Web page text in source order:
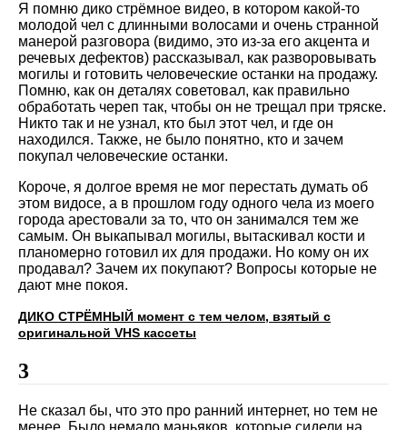
Я помню дико стрёмное видео, в котором какой-то
молодой чел с длинными волосами и очень странной
манерой разговора (видимо, это из-за его акцента и
речевых дефектов) рассказывал, как разворовывать
могилы и готовить человеческие останки на продажу.
Помню, как он деталях советовал, как правильно
обработать череп так, чтобы он не трещал при тряске.
Никто так и не узнал, кто был этот чел, и где он
находился. Также, не было понятно, кто и зачем
покупал человеческие останки.
Короче, я долгое время не мог перестать думать об
этом видосе, а в прошлом году одного чела из моего
города арестовали за то, что он занимался тем же
самым. Он выкапывал могилы, вытаскивал кости и
планомерно готовил их для продажи. Но кому он их
продавал? Зачем их покупают? Вопросы которые не
дают мне покоя.
ДИКО СТРЁМНЫЙ момент с тем челом, взятый с
оригинальной VHS кассеты
3
Не сказал бы, что это про ранний интернет, но тем не